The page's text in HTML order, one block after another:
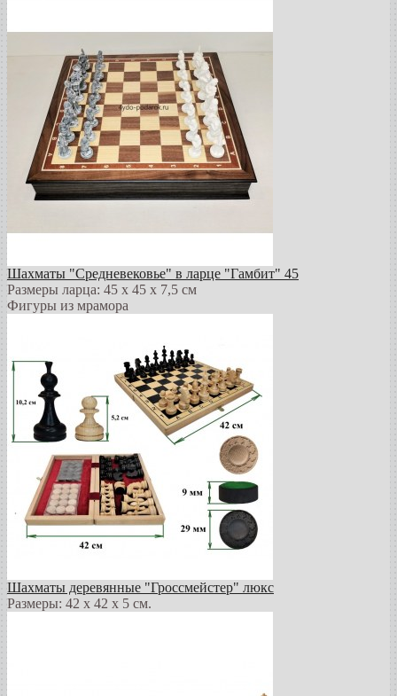
Шахматы "Средневековье" в ларце "Гамбит" 45
Размеры ларца: 45 x 45 х 7,5 см
Фигуры из мрамора
Шахматы деревянные "Гроссмейстер" люкс
Размеры: 42 x 42 x 5 см.